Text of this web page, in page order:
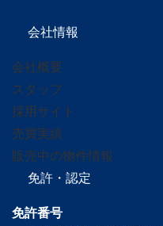
会社情報
会社概要
スタッフ
採用サイト
売買実績
販売中の物件情報
免許・認定
免許番号